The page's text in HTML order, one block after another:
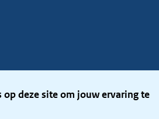
op deze site om jouw ervaring te